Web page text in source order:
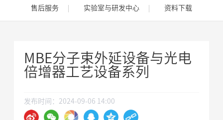
售后服务 实验室与研发中心 资料下载
MBE分子束外延设备与光电
倍增器工艺设备系列
发布时间： 2024-09-06 14:00